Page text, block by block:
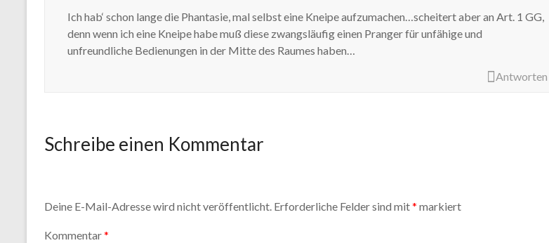
Ich hab‘ schon lange die Phantasie, mal selbst eine Kneipe aufzumachen…scheitert aber an Art. 1 GG,
denn wenn ich eine Kneipe habe muß diese zwangsläufig einen Pranger für unfähige und
unfreundliche Bedienungen in der Mitte des Raumes haben…
Antworten
Schreibe einen Kommentar
Deine E-Mail-Adresse wird nicht veröffentlicht. Erforderliche Felder sind mit* markiert
Kommentar*